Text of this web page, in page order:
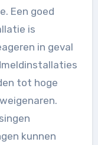
Een goed
is
in geval
tot hoge
kunnen